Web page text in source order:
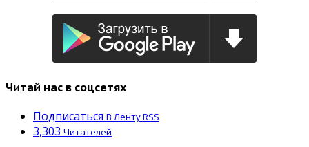
Читай нас в соцсетях
Подписаться В Ленту RSS
3,303 Читателей